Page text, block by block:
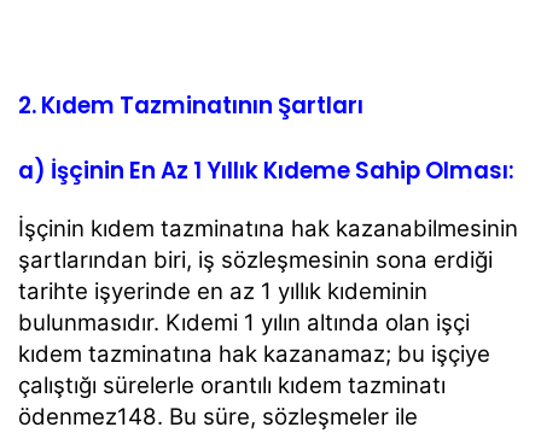
2. Kıdem Tazminatının Şartları
a) İşçinin En Az 1 Yıllık Kıdeme Sahip Olması:
İşçinin kıdem tazminatına hak kazanabilmesinin
şartlarından biri, iş sözleşmesinin sona erdiği
tarihte işyerinde en az 1 yıllık kıdeminin
bulunmasıdır. Kıdemi 1 yılın altında olan işçi
kıdem tazminatına hak kazanamaz; bu işçiye
çalıştığı sürelerle orantılı kıdem tazminatı
ödenmez148. Bu süre, sözleşmeler ile